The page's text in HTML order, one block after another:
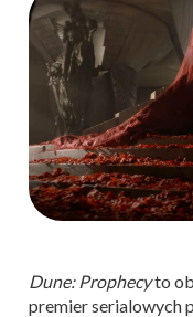
Dune: Prophecyto
premier serialowych